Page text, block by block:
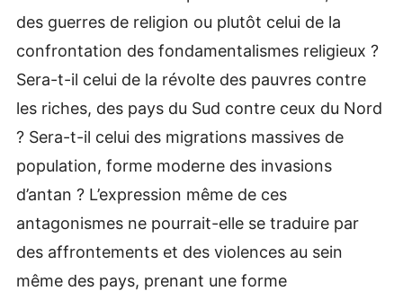
des guerres de religion ou plutôt celui de la
confrontation des fondamentalismes religieux ?
Sera-t-il celui de la révolte des pauvres contre
les riches, des pays du Sud contre ceux du Nord
? Sera-t-il celui des migrations massives de
population, forme moderne des invasions
d’antan ? L’expression même de ces
antagonismes ne pourrait-elle se traduire par
des affrontements et des violences au sein
même des pays, prenant une forme